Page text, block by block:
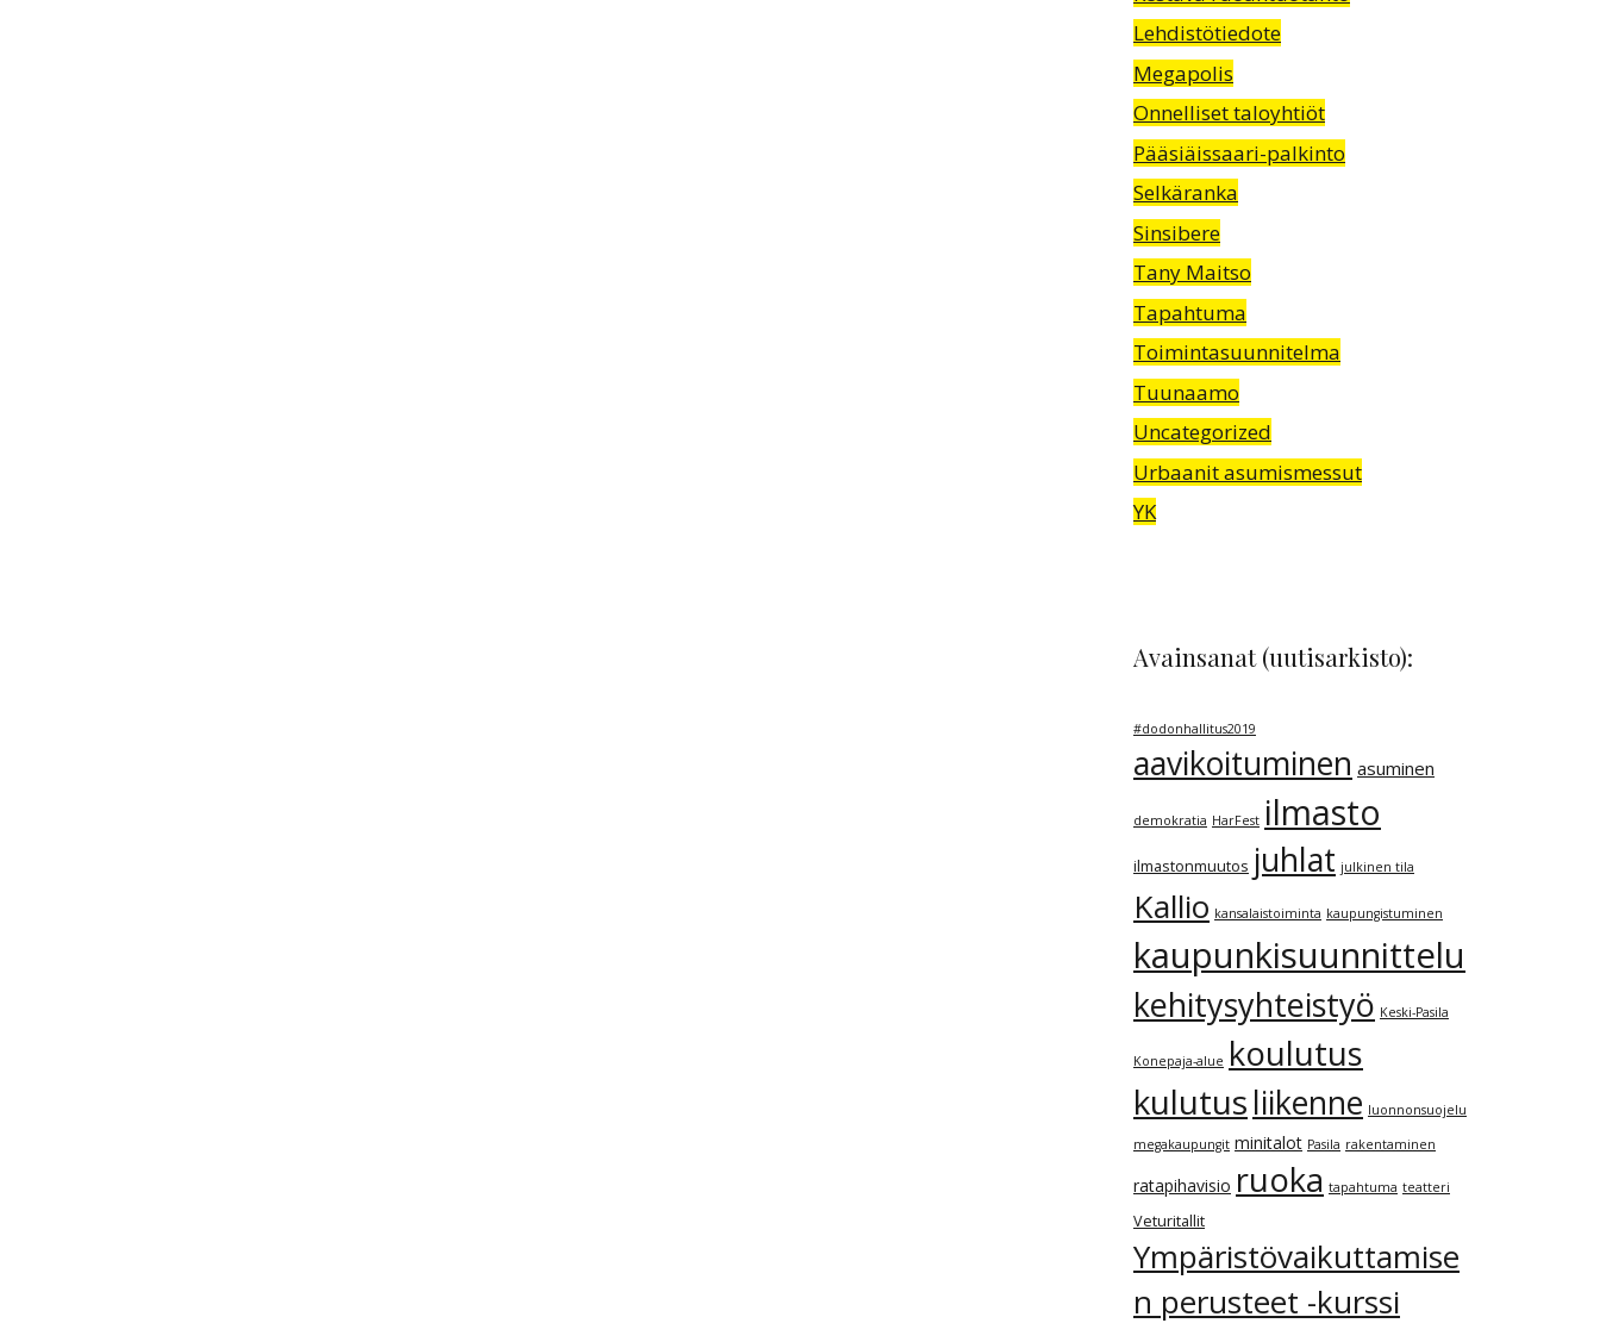
Lehdistötiedote
Megapolis
Onnelliset taloyhtiöt
Pääsiäissaari-palkinto
Selkäranka
Sinsibere
Tany Maitso
Tapahtuma
Toimintasuunnitelma
Tuunaamo
Uncategorized
Urbaanit asumismessut
YK
Avainsanat (uutisarkisto):
#dodonhallitus2019
aavikoituminen asuminen
demokratia HarFest ilmasto
ilmastonmuutos juhlat julkinen tila
Kallio kansalaistoiminta kaupungistuminen
kaupunkisuunnittelu
kehitysyhteistyö Keski-Pasila
Konepaja-alue koulutus
kulutusliikenne luonnonsuojelu
megakaupungit minitalot Pasila rakentaminen
ratapihavisio ruoka tapahtuma teatteri
Veturitallit
Ympäristövaikuttamise
n perusteet -kurssi